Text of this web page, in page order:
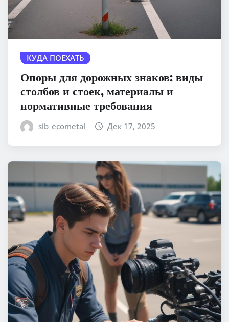
КУДА ПОЕХАТЬ
Опоры для дорожных знаков: виды
столбов и стоек, материалы и
нормативные требования
sib_ecometal Дек 17, 2025